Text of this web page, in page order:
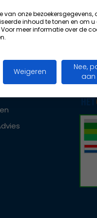
Beratung
Kosten
van
onze bezoekersgegevens,
inhoud te tonen en om u
meer informatie over de
Weigeren
Nee,
aan